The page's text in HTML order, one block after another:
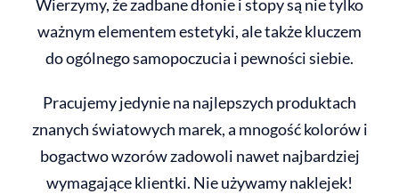
Wierzymy, że zadbane dłonie i stopy są nie tylko
ważnym elementem estetyki, ale także kluczem
do ogólnego samopoczucia i pewności siebie.
Pracujemy jedynie na najlepszych produktach
znanych światowych marek, a mnogość kolorów i
bogactwo wzorów zadowoli nawet najbardziej
wymagające klientki. Nie używamy naklejek!